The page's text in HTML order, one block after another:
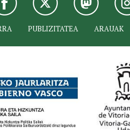
PUBLIZITATEA ARAUAK